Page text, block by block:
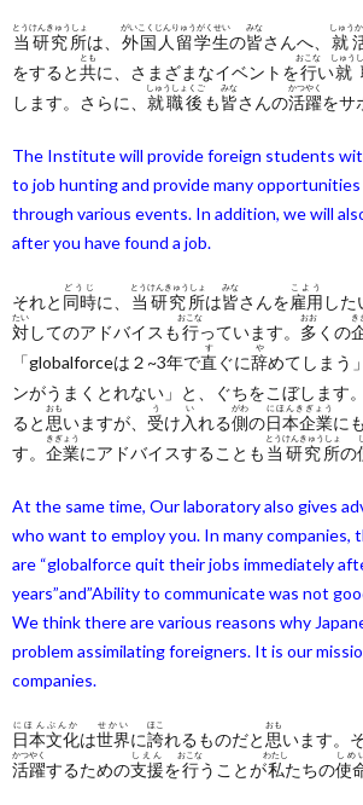
当研究所
とうけんきゅうしょ
は、 外国人留学生
がいこくじんりゅうがくせい
の皆
みな
さんへ、 就
しゅう
をすると共
とも
に、さまざまなイベントを行
おこな
い就
しゅう
します。さらに、 就職後
しゅうしょくご
も皆
みな
さんの活躍
かつやく
をサ
The Institute will provide foreign students
to job hunting and provide many
through various events. In addition, we will
after you have found a job.
それと 同時
どうじ
に、 当研究所
とうけんきゅうしょ
は皆
みな
さんを雇用
こよう
した
対
たい
してのアドバイスも行
おこな
っています。 多
おお
くの
き
「globalforceは２~3年で直
す
ぐに辞
や
めてしまう
ンがうまくとれない」と、ぐちをこぼします
ると 思
おも
いますが、 受
う
け 入
い
れる側
がわ
の日本企業
にほんきぎょう
にも
す。 企業
きぎょう
にアドバイスすることも 当研究所
とうけんきゅうしょ
の
At the same time, Our laboratory also gives
who want to employ you. In many companies,
are “globalforce quit their jobs immediately
years”and”Ability to communicate was not
We think there are various reasons why
problem assimilating foreigners. It is our
companies.
日本文化
にほんぶんか
は世界
せかい
に誇
ほこ
れるものだと 思
おも
います。
活躍
かつやく
するための支援
しえん
を行
おこな
うことが私
わたし
たちの使
しめ